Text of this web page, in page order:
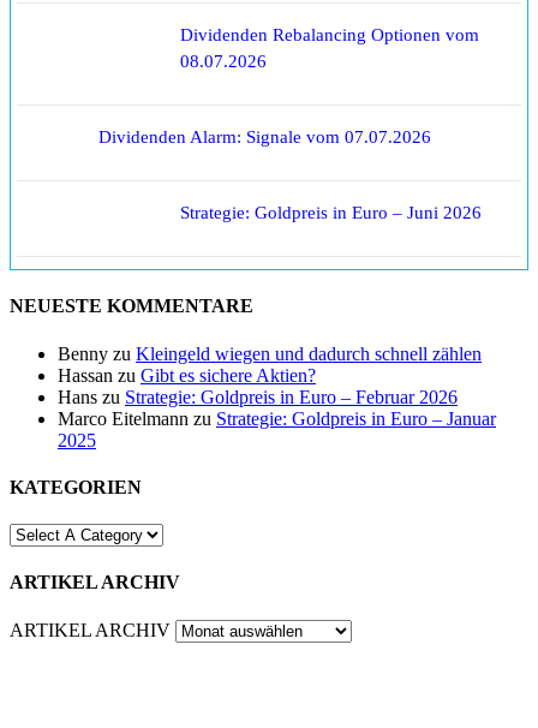
Dividenden Rebalancing Optionen vom
08.07.2026
Dividenden Alarm: Signale vom 07.07.2026
Strategie: Goldpreis in Euro – Juni 2026
NEUESTE KOMMENTARE
Benny zu Kleingeld wiegen und dadurch schnell zählen
Hassan zu Gibt es sichere Aktien?
Hans zu Strategie: Goldpreis in Euro – Februar 2026
Marco Eitelmann zu Strategie: Goldpreis in Euro – Januar
2025
KATEGORIEN
ARTIKEL ARCHIV
ARTIKEL ARCHIV